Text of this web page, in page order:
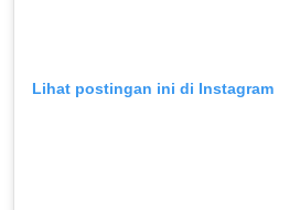
Lihat postingan ini di Instagram